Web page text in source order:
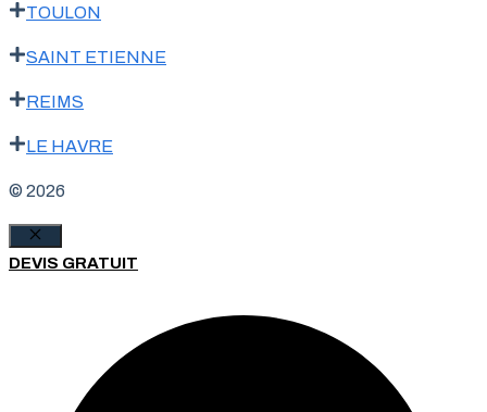
TOULON
SAINT ETIENNE
REIMS
LE HAVRE
© 2026
Fermer
DEVIS GRATUIT